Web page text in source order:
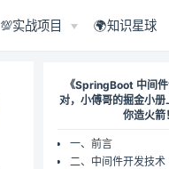
💯实战项目 🌍知识星球
《SpringBoot 中间件
对，小傅哥的掘金小
你造火箭！
一、前言
二、中间件开发技术